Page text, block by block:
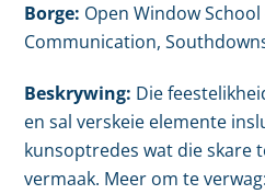
Borge: Open Window
Communication,
Beskrywing: Die
en sal verskeie elemente
kunsoptredes wat die skare
vermaak. Meer om te